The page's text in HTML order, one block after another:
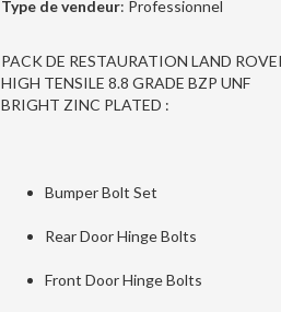
Type de vendeur: Professionnel
PACK DE RESTAURATION LAND
HIGH TENSILE 8.8 GRADE BZP UNF
BRIGHT ZINC PLATED :
Bumper Bolt Set
Rear Door Hinge Bolts
Front Door Hinge Bolts